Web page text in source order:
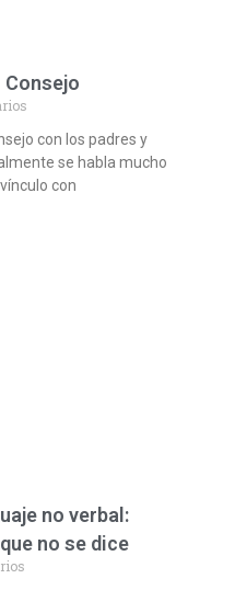
Consejo
con los padres y
se habla mucho
con
no verbal:
no se dice